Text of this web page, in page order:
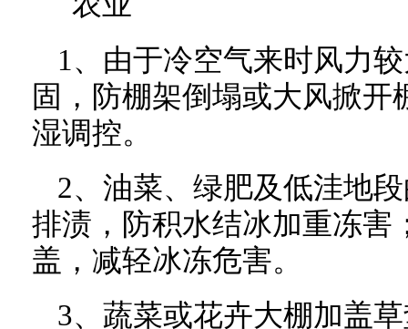
1、由于冷空气来时风力
固，防棚架倒塌或大风掀
湿调控。
2、油菜、绿肥及低洼地
排渍，防积水结冰加重冻害
盖，减轻冰冻危害。
3、蔬菜或花卉大棚加盖